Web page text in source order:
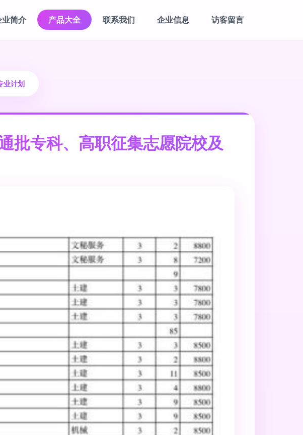
业简介 产品大全 联系我们 企业信息 访客留言
业计划
批专科、高职征集志愿院校及